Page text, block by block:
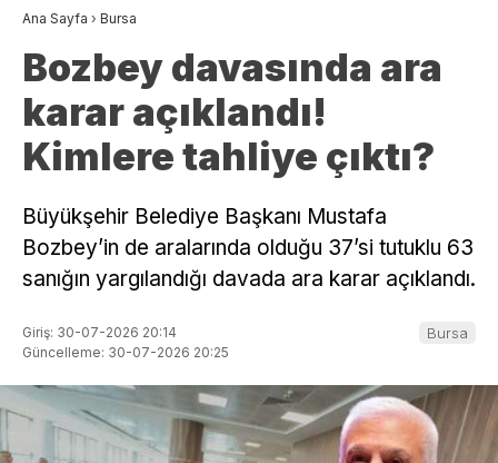
Ana Sayfa › Bursa
Bozbey davasında ara
karar açıklandı!
Kimlere tahliye çıktı?
Büyükşehir Belediye Başkanı Mustafa
Bozbey’in de aralarında olduğu 37’si tutuklu 63
sanığın yargılandığı davada ara karar açıklandı.
Giriş: 30-07-2026 20:14
Güncelleme: 30-07-2026 20:25
Bursa